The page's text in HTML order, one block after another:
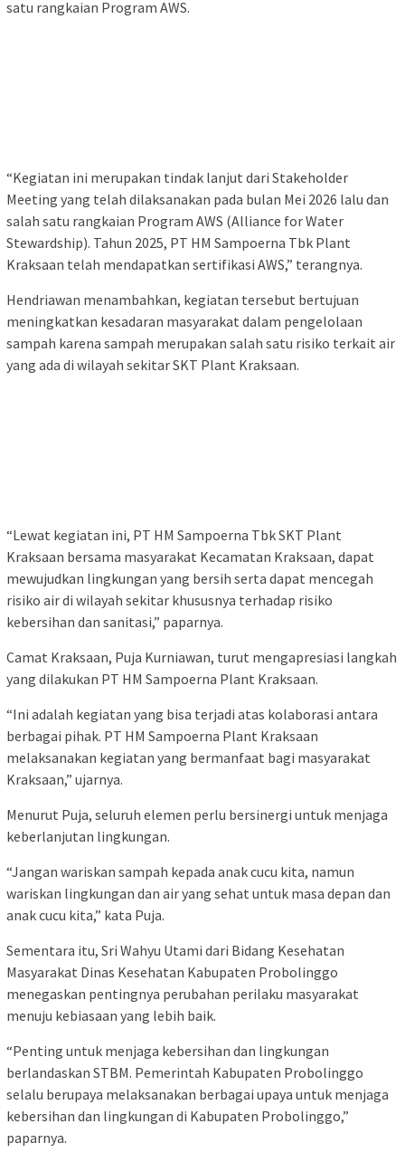
satu rangkaian Program AWS.
“Kegiatan ini merupakan tindak lanjut dari Stakeholder
Meeting yang telah dilaksanakan pada bulan Mei 2026 lalu dan
salah satu rangkaian Program AWS (Alliance for Water
Stewardship). Tahun 2025, PT HM Sampoerna Tbk Plant
Kraksaan telah mendapatkan sertifikasi AWS,” terangnya.
Hendriawan menambahkan, kegiatan tersebut bertujuan
meningkatkan kesadaran masyarakat dalam pengelolaan
sampah karena sampah merupakan salah satu risiko terkait air
yang ada di wilayah sekitar SKT Plant Kraksaan.
“Lewat kegiatan ini, PT HM Sampoerna Tbk SKT Plant
Kraksaan bersama masyarakat Kecamatan Kraksaan, dapat
mewujudkan lingkungan yang bersih serta dapat mencegah
risiko air di wilayah sekitar khususnya terhadap risiko
kebersihan dan sanitasi,” paparnya.
Camat Kraksaan, Puja Kurniawan, turut mengapresiasi langkah
yang dilakukan PT HM Sampoerna Plant Kraksaan.
“Ini adalah kegiatan yang bisa terjadi atas kolaborasi antara
berbagai pihak. PT HM Sampoerna Plant Kraksaan
melaksanakan kegiatan yang bermanfaat bagi masyarakat
Kraksaan,” ujarnya.
Menurut Puja, seluruh elemen perlu bersinergi untuk menjaga
keberlanjutan lingkungan.
“Jangan wariskan sampah kepada anak cucu kita, namun
wariskan lingkungan dan air yang sehat untuk masa depan dan
anak cucu kita,” kata Puja.
Sementara itu, Sri Wahyu Utami dari Bidang Kesehatan
Masyarakat Dinas Kesehatan Kabupaten Probolinggo
menegaskan pentingnya perubahan perilaku masyarakat
menuju kebiasaan yang lebih baik.
“Penting untuk menjaga kebersihan dan lingkungan
berlandaskan STBM. Pemerintah Kabupaten Probolinggo
selalu berupaya melaksanakan berbagai upaya untuk menjaga
kebersihan dan lingkungan di Kabupaten Probolinggo,”
paparnya.